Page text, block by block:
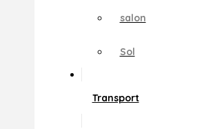
salon
Sol
Transport